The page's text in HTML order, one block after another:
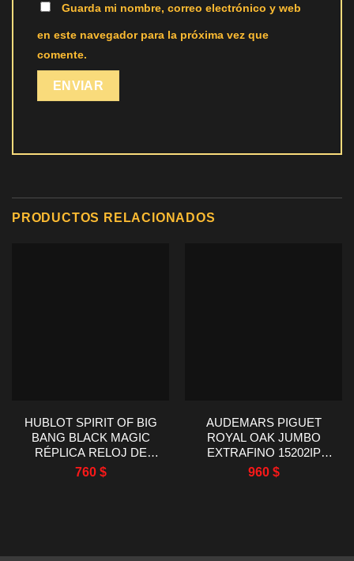
Guarda mi nombre, correo electrónico y web
en este navegador para la próxima vez que
comente.
PRODUCTOS RELACIONADOS
HUBLOT SPIRIT OF BIG
BANG BLACK MAGIC
RÉPLICA RELOJ DE
CERÁMICA NEGRO DE
FÁBRICA AAA 42MM
760 $
AUDEMARS PIGUET
ROYAL OAK JUMBO
EXTRAFINO 15202IP
RELOJ DE TITANIO ZF
FACTORY 39MM
960 $